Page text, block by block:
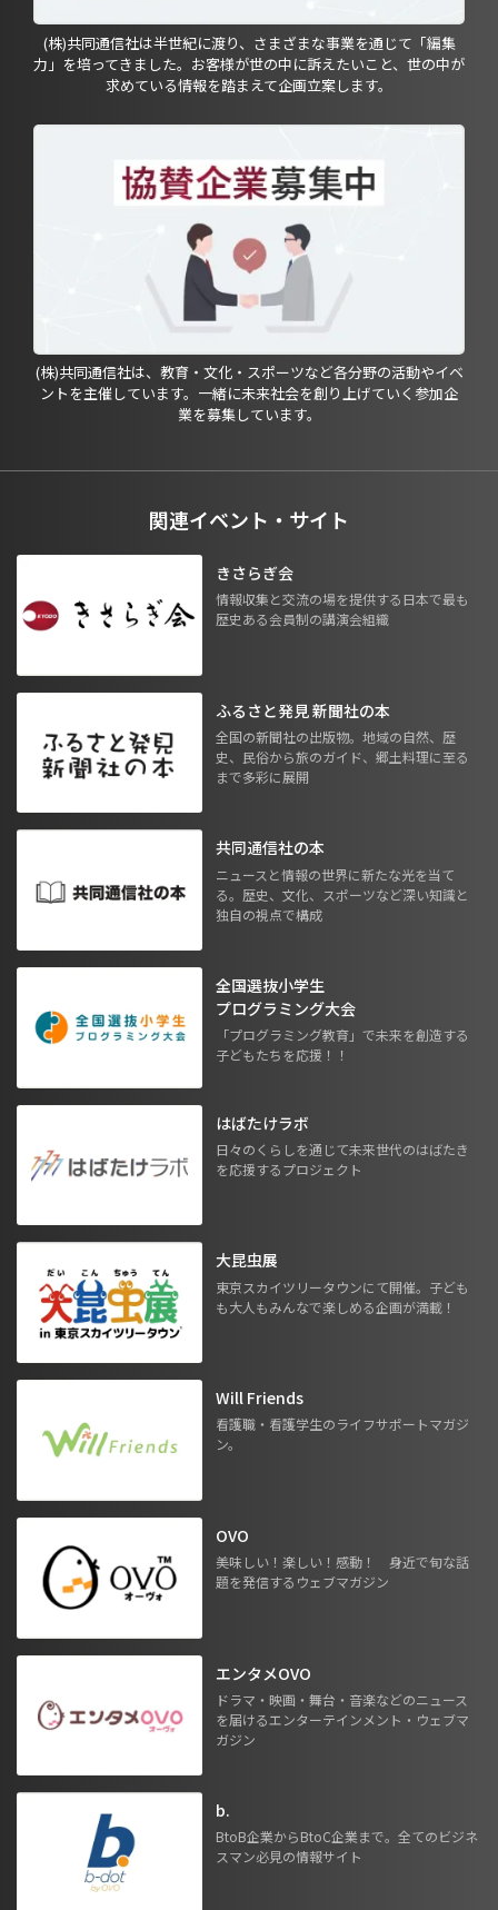
(株)共同通信社は半世紀に渡り、さまざまな事業を通じて「編集
力」を培ってきました。お客様が世の中に訴えたいこと、世の中が
求めている情報を踏まえて企画立案します。
(株)共同通信社は、教育・文化・スポーツなど各分野の活動やイベ
ントを主催しています。一緒に未来社会を創り上げていく参加企
業を募集しています。
関連イベント・サイト
きさらぎ会
情報収集と交流の場を提供する日本で最も
歴史ある会員制の講演会組織
ふるさと発見 新聞社の本
全国の新聞社の出版物。地域の自然、歴
史、民俗から旅のガイド、郷土料理に至る
まで多彩に展開
共同通信社の本
ニュースと情報の世界に新たな光を当て
る。歴史、文化、スポーツなど深い知識と
独自の視点で構成
全国選抜小学生
プログラミング大会
「プログラミング教育」で未来を創造する
子どもたちを応援！！
はばたけラボ
日々のくらしを通じて未来世代のはばたき
を応援するプロジェクト
大昆虫展
東京スカイツリータウンにて開催。子ども
も大人もみんなで楽しめる企画が満載！
Will Friends
看護職・看護学生のライフサポートマガジ
ン。
OVO
美味しい！楽しい！感動！ 身近で旬な話
題を発信するウェブマガジン
エンタメOVO
ドラマ・映画・舞台・音楽などのニュース
を届けるエンターテインメント・ウェブマ
ガジン
b.
BtoB企業からBtoC企業まで。全てのビジネ
スマン必見の情報サイト